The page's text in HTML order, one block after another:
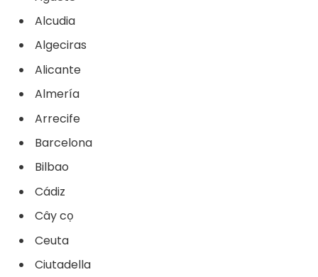
Alcudia
Algeciras
Alicante
Almería
Arrecife
Barcelona
Bilbao
Cádiz
Cây cọ
Ceuta
Ciutadella